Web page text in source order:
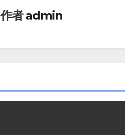
作者admin